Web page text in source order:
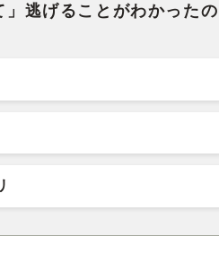
逃げることがわかったの